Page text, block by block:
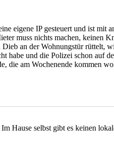
eigene IP gesteuert und ist mit
muss nichts machen, keinen
an der Wohnungstür rüttelt,
habe und die Polizei schon auf
die am Wochenende kommen
Hause selbst gibt es keinen